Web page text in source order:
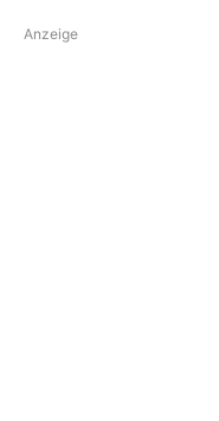
Anzeige